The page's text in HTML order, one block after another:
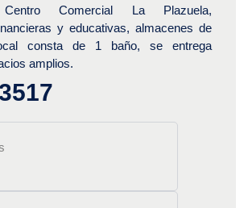
Centro Comercial La Plazuela,
y educativas, almacenes de
consta de 1 baño, se entrega
amplios.